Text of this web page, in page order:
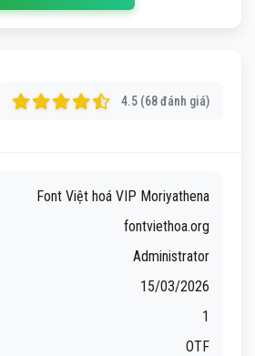
4.5 (68 đánh giá)
Font Việt hoá VIP Moriyathena
fontviethoa.org
Administrator
15/03/2026
1
OTF